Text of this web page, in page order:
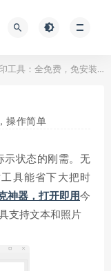
：全免费，免安装，操作简单
操作简单
示状态的刚需。无
具能省下大把时
神器，打开即用今
支持文本和照片